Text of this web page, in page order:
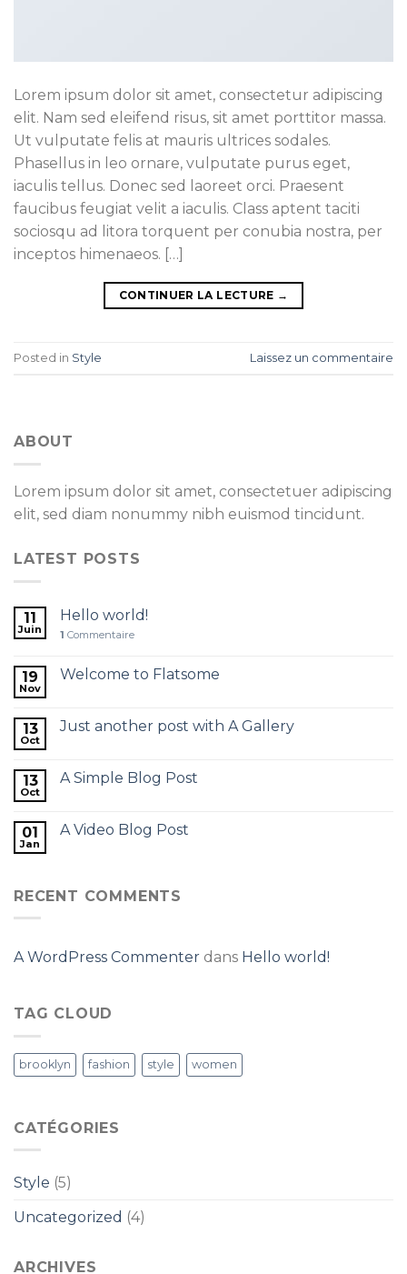
Lorem ipsum dolor sit amet, consectetur adipiscing
elit. Nam sed eleifend risus, sit amet porttitor massa.
Ut vulputate felis at mauris ultrices sodales.
Phasellus in leo ornare, vulputate purus eget,
iaculis tellus. Donec sed laoreet orci. Praesent
faucibus feugiat velit a iaculis. Class aptent taciti
sociosqu ad litora torquent per conubia nostra, per
inceptos himenaeos. […]
CONTINUER LA LECTURE →
Posted in Style Laissez un commentaire
ABOUT
Lorem ipsum dolor sit amet, consectetuer adipiscing
elit, sed diam nonummy nibh euismod tincidunt.
LATEST POSTS
11
Juin
Hello world!
1 Commentaire
19
Nov
Welcome to Flatsome
13
Oct
Just another post with A Gallery
13
Oct
A Simple Blog Post
01
Jan
A Video Blog Post
RECENT COMMENTS
A WordPress Commenter dans Hello world!
TAG CLOUD
brooklyn fashion style women
CATÉGORIES
Style (5)
Uncategorized (4)
ARCHIVES